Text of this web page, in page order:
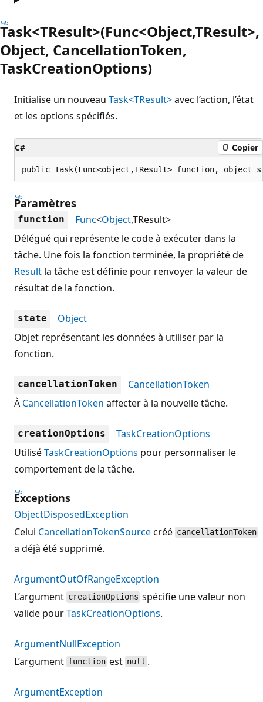
Task<TResult>(Func<Object,TResult>,
Object, CancellationToken,
TaskCreationOptions)
Initialise un nouveau Task<TResult>avec l’action, l’état
et les options spécifiés.
C# Copier
public Task(Func<object,TResult> function, object
Paramètres
function Func<Object,TResult>
Délégué qui représente le code à exécuter dans la
tâche. Une fois la fonction terminée, la propriété de
Result la tâche est définie pour renvoyer la valeur de
résultat de la fonction.
state
Object
Objet représentant les données à utiliser par la
fonction.
cancellationToken
CancellationToken
À CancellationToken affecter à la nouvelle tâche.
creationOptions
TaskCreationOptions
UtiliséTaskCreationOptions pour personnaliser le
comportement de la tâche.
Exceptions
ObjectDisposedException
Celui CancellationTokenSourcecréé cancellationToken
a déjà été supprimé.
ArgumentOutOfRangeException
L’argument creationOptions spécifie une valeur non
valide pourTaskCreationOptions.
ArgumentNullException
L’argument function est null .
ArgumentException